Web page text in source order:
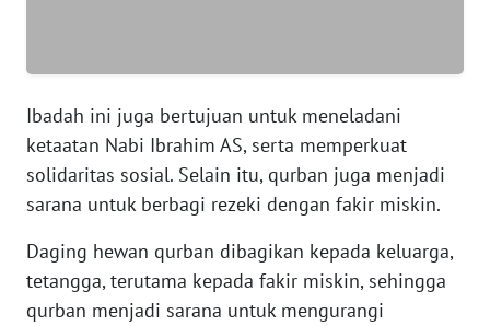
Ibadah ini juga bertujuan untuk meneladani
ketaatan Nabi Ibrahim AS, serta memperkuat
solidaritas sosial. Selain itu, qurban juga menjadi
sarana untuk berbagi rezeki dengan fakir miskin.
Daging hewan qurban dibagikan kepada keluarga,
tetangga, terutama kepada fakir miskin, sehingga
qurban menjadi sarana untuk mengurangi
WN
PAPUA
BARAT
WN
RIAU